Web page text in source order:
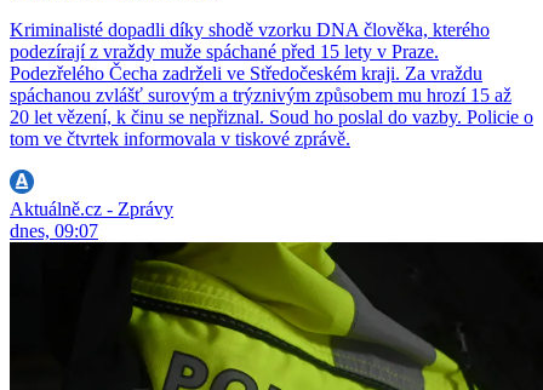
Kriminalisté dopadli díky shodě vzorku DNA člověka, kterého
podezírají z vraždy muže spáchané před 15 lety v Praze.
Podezřelého Čecha zadrželi ve Středočeském kraji. Za vraždu
spáchanou zvlášť surovým a trýznivým způsobem mu hrozí 15 až
20 let vězení, k činu se nepřiznal. Soud ho poslal do vazby. Policie o
tom ve čtvrtek informovala v tiskové zprávě.
Aktuálně.cz - Zprávy
dnes, 09:07